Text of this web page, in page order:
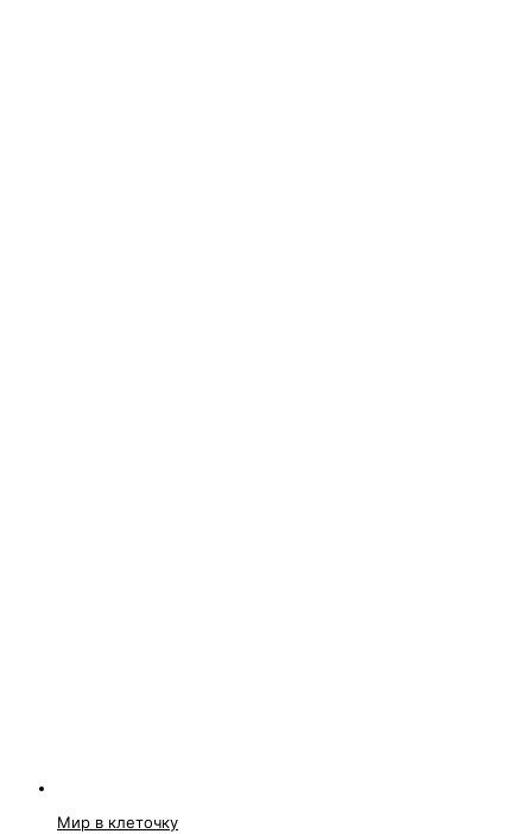
Мир в клеточку